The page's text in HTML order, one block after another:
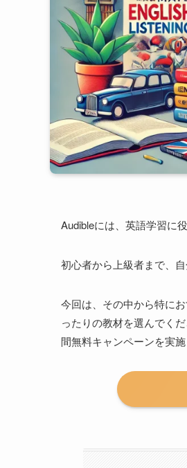
Audibleには、英語学習に
初心者から上級者まで、
今回は、その中から特に
ったりの教材を選んでく
間無料キャンペーンを実施